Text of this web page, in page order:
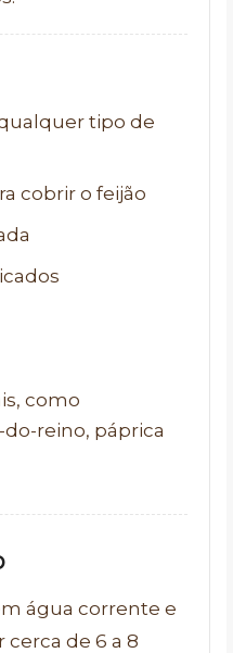
tipo de
cobrir o feijão
como
reino, páprica
água corrente e
de 6 a 8